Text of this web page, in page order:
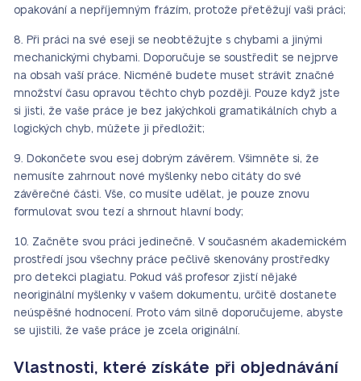
opakování a nepříjemným frázím, protože přetěžují vaši práci;
Při práci na své eseji se neobtěžujte s chybami a jinými
mechanickými chybami. Doporučuje se soustředit se nejprve
na obsah vaší práce. Nicméně budete muset strávit značné
množství času opravou těchto chyb později. Pouze když jste
si jisti, že vaše práce je bez jakýchkoli gramatikálních chyb a
logických chyb, můžete ji předložit;
Dokončete svou esej dobrým závěrem. Všimněte si, že
nemusíte zahrnout nové myšlenky nebo citáty do své
závěrečné části. Vše, co musíte udělat, je pouze znovu
formulovat svou tezí a shrnout hlavní body;
Začněte svou práci jedinečně. V současném akademickém
prostředí jsou všechny práce pečlivě skenovány prostředky
pro detekci plagiatu. Pokud váš profesor zjistí nějaké
neoriginální myšlenky v vašem dokumentu, určitě dostanete
neúspěšné hodnocení. Proto vám silně doporučujeme, abyste
se ujistili, že vaše práce je zcela originální.
Vlastnosti, které získáte při objednávání